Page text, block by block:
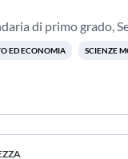
di primo grado,
ED ECONOMIA SCIENZE